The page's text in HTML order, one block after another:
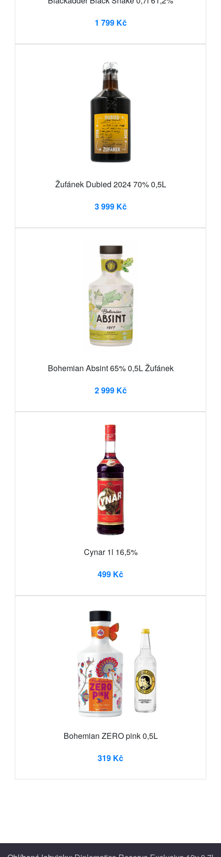
1 799 Kč
Žufánek Dubied 2024 70% 0,5L
3 999 Kč
Bohemian Absint 65% 0,5L Žufánek
2 999 Kč
Cynar 1l 16,5%
499 Kč
Bohemian ZERO pink 0,5L
319 Kč